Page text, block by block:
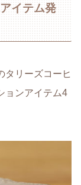
イテム発
タリーズコーヒ
ョンアイテム4